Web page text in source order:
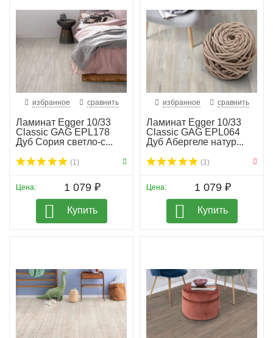
избранное сравнить
Ламинат Egger 10/33
Classic GAG EPL178
Дуб Сория светло-с...
(1)
Цена: 1 079 ₽
Купить
избранное сравнить
Ламинат Egger 10/33
Classic GAG EPL064
Дуб Абергеле натур...
(1)
Цена: 1 079 ₽
Купить